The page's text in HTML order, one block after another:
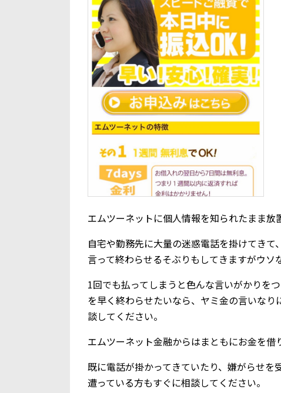
エムツーネットに個人情報を知られたまま放
自宅や勤務先に大量の迷惑電話を掛けてき
言って終わらせるそぶりもしてきますがウソ
1回でも払ってしまうと色んな言いがかりを
を早く終わらせたいなら、ヤミ金の言いな
談してください。
エムツーネット金融からはまともにお金を借
既に電話が掛かってきていたり、嫌がらせ
遭っている方もすぐに相談してください。